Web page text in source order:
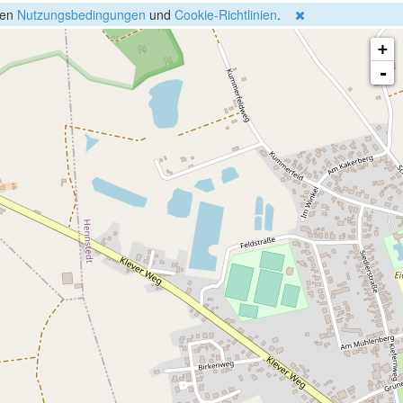
Nutzungsbedingungen und Cookie-Richtlinien.
+
-